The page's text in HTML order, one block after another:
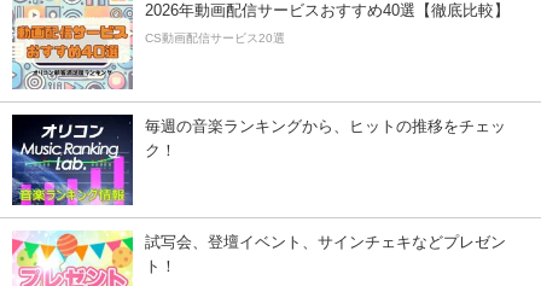
2026年動画配信サービスおすすめ40選【徹底比較】
CS動画配信サービス20選
毎週の音楽ランキングから、ヒットの推移をチェッ
ク！
試写会、登壇イベント、サインチェキなどプレゼン
ト！